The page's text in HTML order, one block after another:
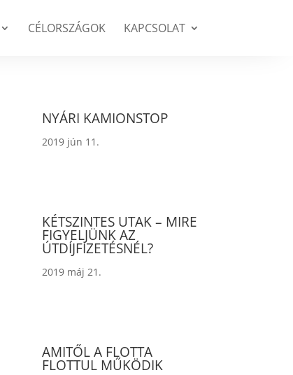
CÉLORSZÁGOK KAPCSOLAT
NYÁRI KAMIONSTOP
2019 jún 11.
KÉTSZINTES UTAK – MIRE
FIGYELJÜNK AZ
ÚTDÍJFIZETÉSNÉL?
2019 máj 21.
AMITŐL A FLOTTA
FLOTTUL MŰKÖDIK